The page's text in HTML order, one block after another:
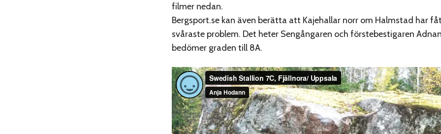
filmer nedan.
Bergsport.se kan även berätta att Kajehallar norr om Halmstad har
svåraste problem. Det heter Sengångaren och förstebestigaren
bedömer graden till 8A.